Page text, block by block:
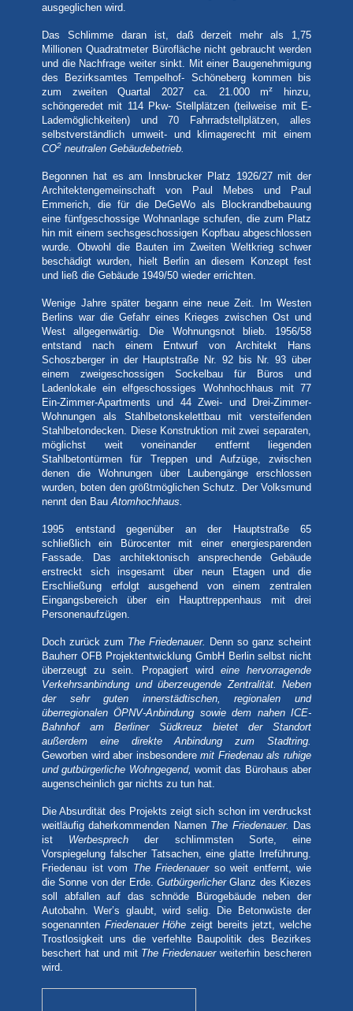
ausgeglichen wird.
Das Schlimme daran ist, daß derzeit mehr als 1,75
Millionen Quadratmeter Bürofläche nicht gebraucht werden
und die Nachfrage weiter sinkt. Mit einer Baugenehmigung
des Bezirksamtes Tempelhof- Schöneberg kommen bis
zum zweiten Quartal 2027 ca. 21.000 mz
hinzu,
schöngeredet mit 114 Pkw- Stellplätzen (teilweise mit E-
Lademöglichkeiten) und 70 Fahrradstellplätzen, alles
selbstverständlich umweit- und klimagerecht mit einem
CO2 neutralen Gebäudebetrieb.
Begonnen hat es am Innsbrucker Platz 1926/27 mit der
Architektengemeinschaft von Paul Mebes und Paul
Emmerich, die für die DeGeWo als Blockrandbebauung
eine fünfgeschossige Wohnanlage schufen, die zum Platz
hin mit einem sechsgeschossigen Kopfbau abgeschlossen
wurde. Obwohl die Bauten im Zweiten Weltkrieg schwer
beschädigt wurden, hielt Berlin an diesem Konzept fest
und ließ die Gebäude 1949/50 wieder errichten.
Wenige Jahre später begann eine neue Zeit. Im Westen
Berlins war die Gefahr eines Krieges zwischen Ost und
West allgegenwärtig. Die Wohnungsnot blieb. 1956/58
entstand nach einem Entwurf von Architekt Hans
Schoszberger in der Hauptstraße Nr. 92 bis Nr. 93 über
einem zweigeschossigen Sockelbau für Büros und
Ladenlokale ein elfgeschossiges Wohnhochhaus mit 77
Ein-Zimmer-Apartments und 44 Zwei- und Drei-Zimmer-
Wohnungen als Stahlbetonskelettbau mit versteifenden
Stahlbetondecken. Diese Konstruktion mit zwei separaten,
möglichst weit voneinander entfernt liegenden
Stahlbetontürmen für Treppen und Aufzüge, zwischen
denen die Wohnungen über Laubengänge erschlossen
wurden, boten den größtmöglichen Schutz. Der Volksmund
nennt den Bau Atomhochhaus.
1995 entstand gegenüber an der Hauptstraße 65
schließlich ein Bürocenter mit einer energiesparenden
Fassade. Das architektonisch ansprechende Gebäude
erstreckt sich insgesamt über neun Etagen und die
Erschließung erfolgt ausgehend von einem zentralen
Eingangsbereich über ein Haupttreppenhaus mit drei
Personenaufzügen.
Doch zurück zum The Friedenauer. Denn so ganz scheint
Bauherr OFB Projektentwicklung GmbH Berlin selbst nicht
überzeugt zu sein. Propagiert wird
eine hervorragende
Verkehrsanbindung und überzeugende Zentralität. Neben
der sehr guten innerstädtischen, regionalen und
überregionalen ÖPNV-Anbindung sowie dem nahen ICE-
Bahnhof am Berliner Südkreuz bietet der Standort
außerdem eine direkte Anbindung zum Stadtring.
Geworben wird aber insbesondere mit Friedenau als ruhige
und gutbürgerliche Wohngegend, womit das Bürohaus aber
augenscheinlich gar nichts zu tun hat.
Die Absurdität des Projekts zeigt sich schon im verdruckst
weitläufig daherkommenden Namen The Friedenauer. Das
ist
Werbesprech
der schlimmsten Sorte, eine
Vorspiegelung falscher Tatsachen, eine glatte Irreführung.
Friedenau ist vom The Friedenauer so weit entfernt, wie
die Sonne von der Erde. Gutbürgerlicher Glanz des Kiezes
soll abfallen auf das schnöde Bürogebäude neben der
Autobahn. Wer’s glaubt, wird selig. Die Betonwüste der
sogenannten Friedenauer Höhe zeigt bereits jetzt, welche
Trostlosigkeit uns die verfehlte Baupolitik des Bezirkes
beschert hat und mit The Friedenauer weiterhin bescheren
wird.